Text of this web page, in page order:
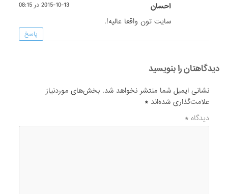
احسان 2015-10-13 در 08:15
سایت تون واقعا عالیه!.
پاسخ
دیدگاهتان را بنویسید
نشانی ایمیل شما منتشر نخواهد شد. بخش‌های موردنیاز
علامت‌گذاری شده‌اند*
دیدگاه*